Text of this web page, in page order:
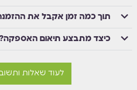
תוך כמה זמן אקבל את
כיצד מתבצע תיאום
לעוד שאלות